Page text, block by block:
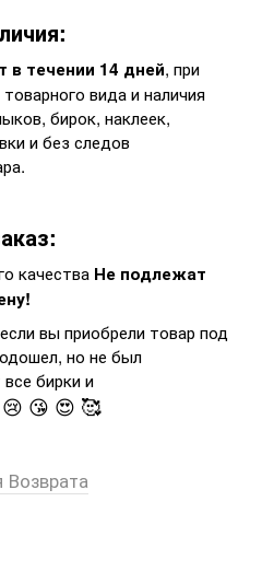
в течении 14 дней, при
вида и наличия
бирок, наклеек,
и без следов
качества Не подлежат
вы приобрели товар под
но не был
бирки и
😢 😘 😍 🥰